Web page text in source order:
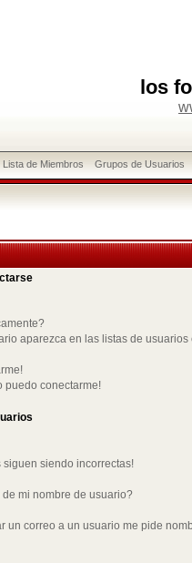
los
Lista de Miembros Grupos de Usuarios
aparezca en las listas de usuarios
conectarme!
siendo incorrectas!
mi nombre de usuario?
un correo a un usuario me pide